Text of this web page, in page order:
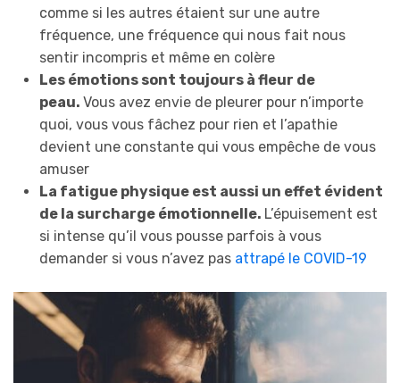
comme si les autres étaient sur une autre
fréquence, une fréquence qui nous fait nous
sentir incompris et même en colère
Les émotions sont toujours à fleur de
peau. Vous avez envie de pleurer pour n’importe
quoi, vous vous fâchez pour rien et l’apathie
devient une constante qui vous empêche de vous
amuser
La fatigue physique est aussi un effet évident
de la surcharge émotionnelle. L’épuisement est
si intense qu’il vous pousse parfois à vous
demander si vous n’avez pas attrapé le COVID-19